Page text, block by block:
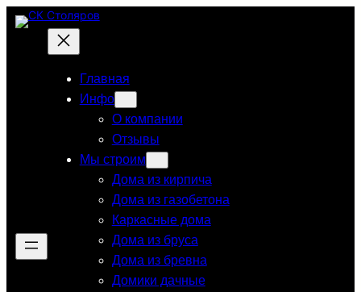
Перейти
содержимому
Главная
Инфо
О компании
Отзывы
Мы строим
Дома из кирпича
Дома из газобетона
Каркасные дома
Дома из бруса
Дома из бревна
Домики дачные